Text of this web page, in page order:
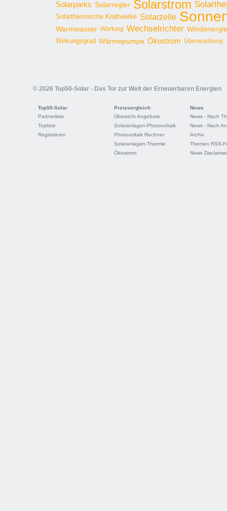
Solarparks Solarregler Solarstrom
Solarthermische Kraftwerke Solarzelle
Warmwasser Wartung Wechselrichter Windenergie
Wirkungsgrad Wärmepumpe Ökostrom Überwachung
© 2026 Top50-Solar - Das Tor zur Welt der Erneuerbaren Energien
Top50-Solar
Partnerliste
Topliste
Registrieren
Preisvergleich
Übersicht Angebote
Solaranlagen-Photovoltaik
Photovoltaik Rechner
Solaranlagen-Thermie
Ökostrom
News
News - Nach
News - Nach
Archiv
Themen RSS-
News Disclaimer